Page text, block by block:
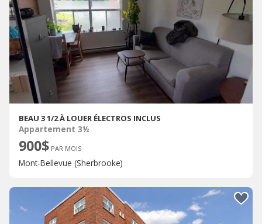
BEAU 3 1/2 À LOUER ÉLECTROS INCLUS
Appartement 3½
900$ PAR MOIS
Mont-Bellevue (Sherbrooke)